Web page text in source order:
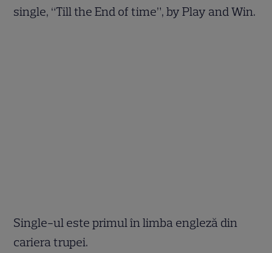
single, “Till the End of time”, by Play and Win.
Single-ul este primul în limba engleză din
cariera trupei.